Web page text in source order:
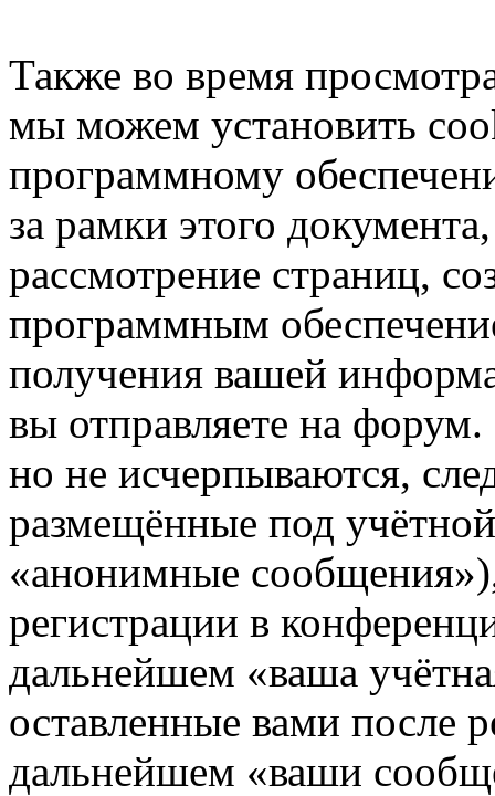
Также во время
мы можем установить
программному
за рамки этого
рассмотрение страниц,
программным
получения вашей
вы отправляете на
но не исчерпываются,
размещённые под
«анонимные
регистрации в
дальнейшем «ваша
оставленные вами после
дальнейшем «ваши